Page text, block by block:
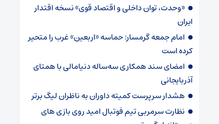
«وحدت، توان داخلی و اقتصاد قوی» نسخه اقتدار
ایران
امام جمعه گرمسار: حماسه «اربعین» غرب را متحیر
کرده است
امضای سند همکاری سه‌ساله دنیامالی با همتای
آذربایجانی
هشدار سرپرست ‌کمیته داوران به ناظران لیگ برتر
نظارت سرمربی تیم‌ فوتبال امید روی بازی های